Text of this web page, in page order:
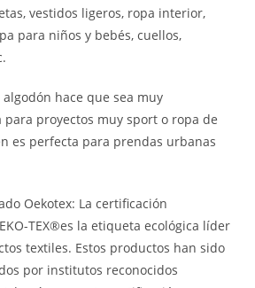
vestidos ligeros, ropa interior,
para niños y bebés, cuellos,
hace que sea muy
proyectos muy sport o ropa de
es perfecta para prendas urbanas
Oekotex: La certificación
TEX®es la etiqueta ecológica líder
textiles. Estos productos han sido
por institutos reconocidos